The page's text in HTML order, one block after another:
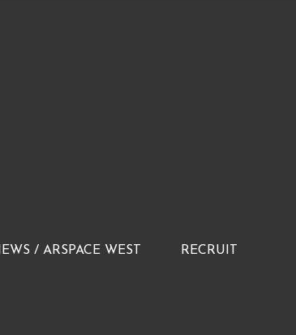
/ ARSPACE WEST RECRUIT